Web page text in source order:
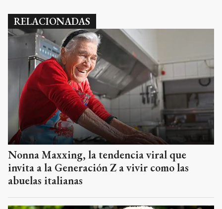
RELACIONADAS
Nonna Maxxing, la tendencia viral que
invita a la Generación Z a vivir como las
abuelas italianas